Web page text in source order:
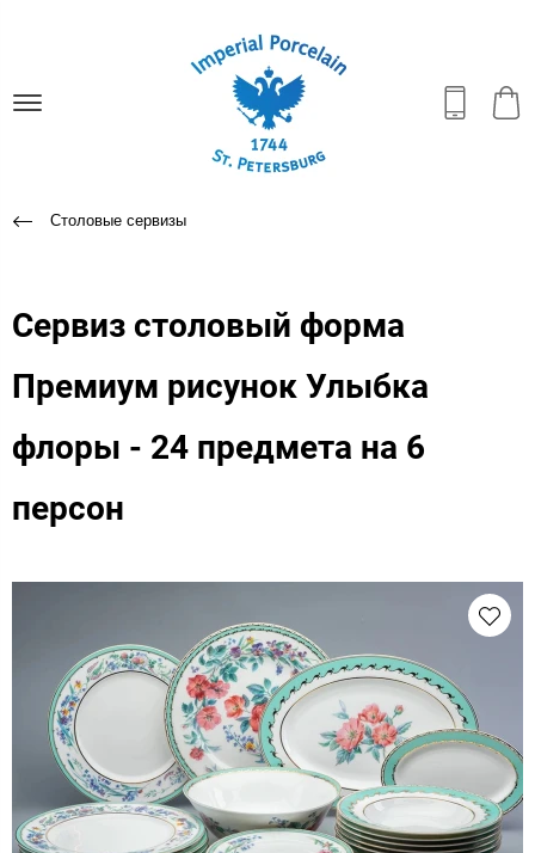
Столовые сервизы
Сервиз столовый форма
Премиум рисунок Улыбка
флоры - 24 предмета на 6
персон